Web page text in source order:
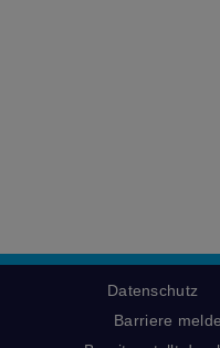
Datenschutz
Barriere